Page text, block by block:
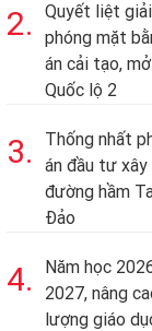
2.
Quyết liệt giải
phóng mặt
án cải tạo,
Quốc lộ 2
3.
Thống nhất
án đầu tư
đường hầm
Đảo
4.
Năm học
2027, nâng
lượng giáo